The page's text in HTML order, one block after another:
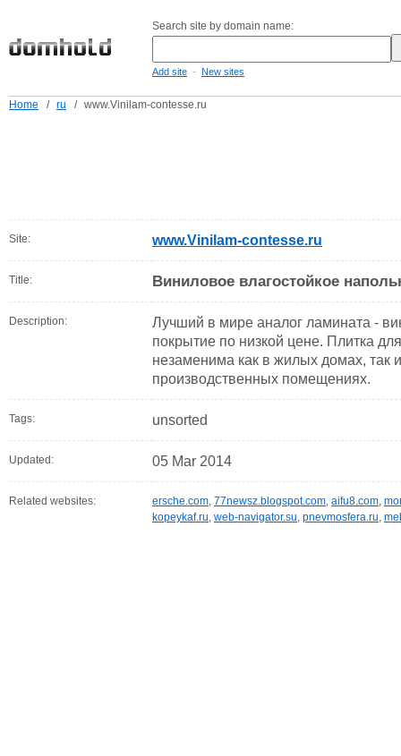
Search site by domain name:
Add site - New sites
Home / ru / www.Vinilam-contesse.ru
Site: www.Vinilam-contesse.ru
Title: Виниловое влагостойкое
Description:
Лучший в мире аналог ламината -
покрытие по низкой цене. Плитка
незаменима как в жилых домах, так
производственных помещениях.
Tags: unsorted
Updated: 05 Mar 2014
Related websites: ersche.com, 77newsz.blogspot.com, aifu8.com,
kopeykaf.ru, web-navigator.su, pnevmosfera.ru,